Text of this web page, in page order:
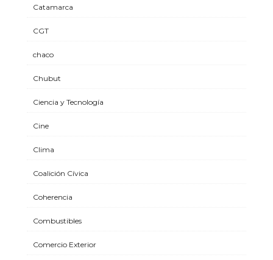
Catamarca
CGT
chaco
Chubut
Ciencia y Tecnología
Cine
Clima
Coalición Cívica
Coherencia
Combustibles
Comercio Exterior